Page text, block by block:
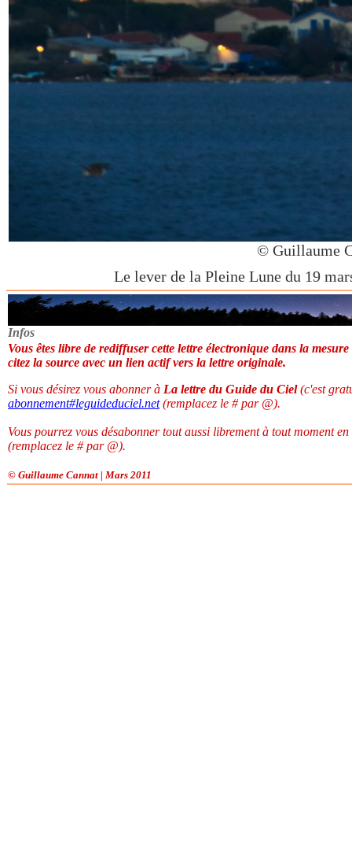
© Guillaume
Le lever de la Pleine Lune du 19
Infos
Vous êtes libre de rediffuser cette lettre électronique dans la
citez la source avec un lien actif vers la lettre originale.
Si vous désirez vous abonner à La lettre du Guide du Ciel(c'est
abonnement#leguideduciel.net(remplacez le # par @).
Vous pourrez vous désabonner tout aussi librement à tout moment
(remplacez le # par @).
© Guillaume Cannat | Mars 2011